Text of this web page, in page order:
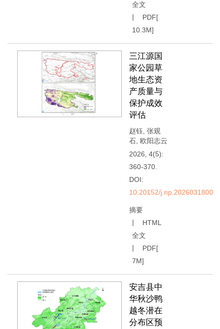
全文
PDF[
10.3M]
三江源国
家公园草
地生态资
产质量与
保护成效
评估
赵钰 张观
石 欧阳志云
2026, 4(5):
360-370.
DOI:
10.20152/
摘要
HTML
全文
PDF[
7M]
安吉县中
华秋沙鸭
越冬潜在
分布区预